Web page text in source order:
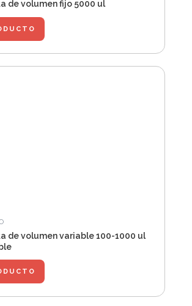
de volumen fijo 5000 ul
de volumen variable 100-1000 ul